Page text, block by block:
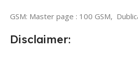
GSM: Master page : 100 GSM,
Disclaimer: